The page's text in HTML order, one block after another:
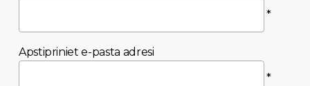
*
Apstipriniet e-pasta adresi
*